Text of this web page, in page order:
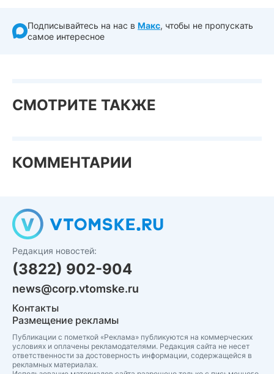
Подписывайтесь на нас в Макс, чтобы не пропускать
самое интересное
СМОТРИТЕ ТАКЖЕ
КОММЕНТАРИИ
Редакция новостей:
(3822) 902-904
news@corp.vtomske.ru
Контакты
Размещение рекламы
Публикации с пометкой «Реклама» публикуются на коммерческих
условиях и оплачены рекламодателями. Редакция сайта не несет
ответственности за достоверность информации, содержащейся в
рекламных материалах.